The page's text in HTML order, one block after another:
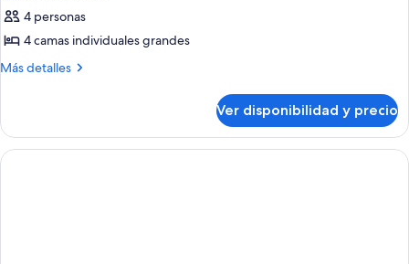
Credit
50,000KRW/night
de
[S
MasionBox]
(Twin+Twin)
10%
4 personas
4 camas individuales grandes
Más detalles
Más
MasionBox]
Penthouse
A
Ver disponibilidad y precio